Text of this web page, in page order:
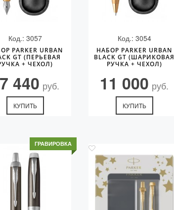
Код.: 3057
PARKER URBAN
GT (ПЕРЬЕВАЯ
+ ЧЕХОЛ)
440 руб.
КУПИТЬ
Код.: 3054
НАБОР PARKER URBAN
BLACK GT (ШАРИКОВАЯ
РУЧКА + ЧЕХОЛ)
11 000 руб.
КУПИТЬ
ГРАВИРОВКА